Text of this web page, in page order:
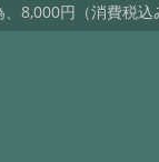
8,000円（消費税込